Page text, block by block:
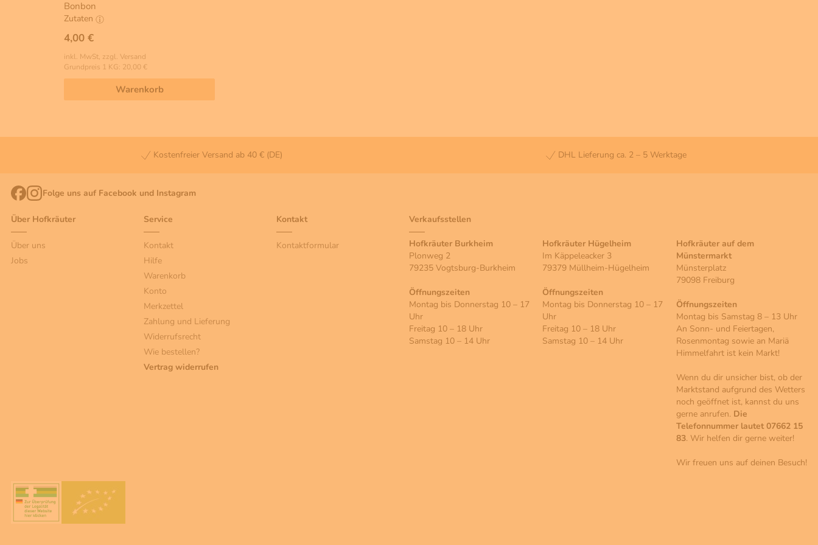
Bonbon
Zutaten
4,00 €
inkl. MwSt, zzgl. Versand
Grundpreis 1 KG: 20,00 €
Warenkorb
Kostenfreier Versand ab 40 € (DE) DHL Lieferung ca. 2 – 5 Werktage
Folge uns auf Facebook und Instagram
Über Hofkräuter
Über uns
Jobs
Service
Kontakt
Hilfe
Warenkorb
Konto
Merkzettel
Zahlung und Lieferung
Widerrufsrecht
Wie bestellen?
Vertrag widerrufen
Kontakt
Kontaktformular
Verkaufsstellen
Hofkräuter Burkheim
Plonweg 2
79235 Vogtsburg-Burkheim
Öffnungszeiten
Montag bis Donnerstag 10 – 17
Uhr
Freitag 10 – 18 Uhr
Samstag 10 – 14 Uhr
Hofkräuter Hügelheim
Im Käppeleacker 3
79379 Müllheim-Hügelheim
Öffnungszeiten
Montag bis Donnerstag 10 – 17
Uhr
Freitag 10 – 18 Uhr
Samstag 10 – 14 Uhr
Hofkräuter auf dem
Münstermarkt
Münsterplatz
79098 Freiburg
Öffnungszeiten
Montag bis Samstag 8 – 13 Uhr
An Sonn- und Feiertagen,
Rosenmontag sowie an Mariä
Himmelfahrt ist kein Markt!
Wenn du dir unsicher bist, ob der
Marktstand aufgrund des Wetters
noch geöffnet ist, kannst du uns
gerne anrufen. Die
Telefonnummer lautet 07662 15
83. Wir helfen dir gerne weiter!
Wir freuen uns auf deinen Besuch!